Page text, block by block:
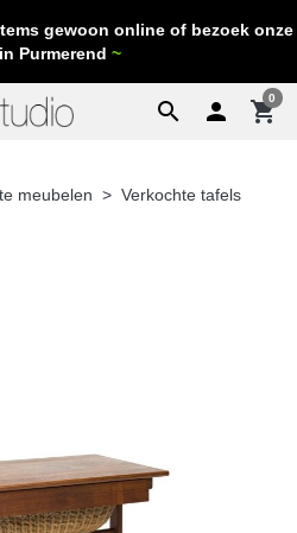
gewoon online of bezoek onze
Purmerend ~
search  shopping_cart
0
meubelen Verkochte tafels